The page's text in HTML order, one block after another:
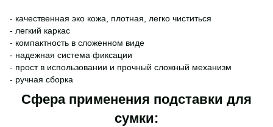
- качественная эко кожа, плотная, легко чиститься
- легкий каркас
- компактность в сложенном виде
- надежная система фиксации
- прост в использовании и прочный сложный механизм
- ручная сборка
Сфера применения подставки для
сумки: